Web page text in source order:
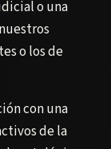
o una
o los de
con una
de la